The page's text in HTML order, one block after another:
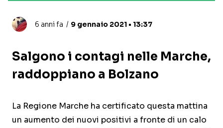
6 anni fa 9 gennaio 2021 • 13:37
Salgono i contagi nelle Marche,
raddoppiano a Bolzano
La Regione Marche ha certificato questa mattina
un aumento dei nuovi positivi a fronte di un calo